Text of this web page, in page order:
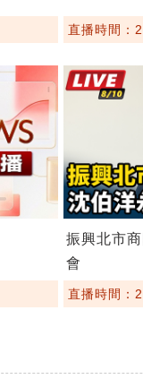
直播時間：
振興北市
會
直播時間：